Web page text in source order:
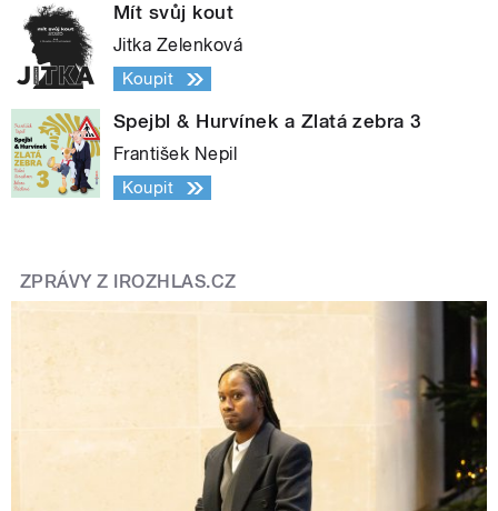
Mít svůj kout
Jitka Zelenková
Koupit
Spejbl & Hurvínek a Zlatá zebra 3
František Nepil
Koupit
ZPRÁVY Z IROZHLAS.CZ